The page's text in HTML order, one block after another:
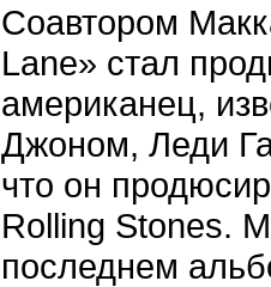
Соавтором
Lane» стал
американец,
Джоном, Леди
что он
Rolling Stones.
последнем